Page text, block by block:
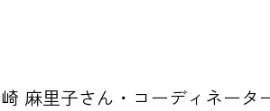
麻里子さん・コーディネータ